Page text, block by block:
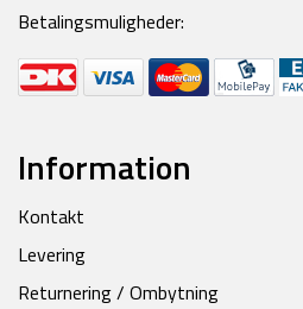
Betalingsmuligheder:
Information
Kontakt
Levering
Returnering / Ombytning